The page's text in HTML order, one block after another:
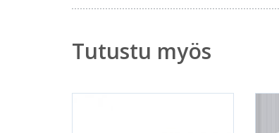
Tutustu myös